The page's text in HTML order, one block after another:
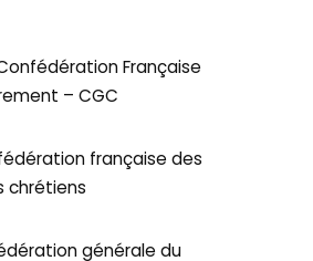
Française
– CGC
française des
chrétiens
générale du